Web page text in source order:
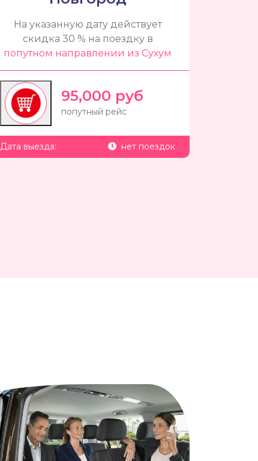
На указанную дату действует
скидка 30 % на поездку в
попутном направлении из Сухум
95,000 руб
попутный рейс
Дата выезда: нет поездок